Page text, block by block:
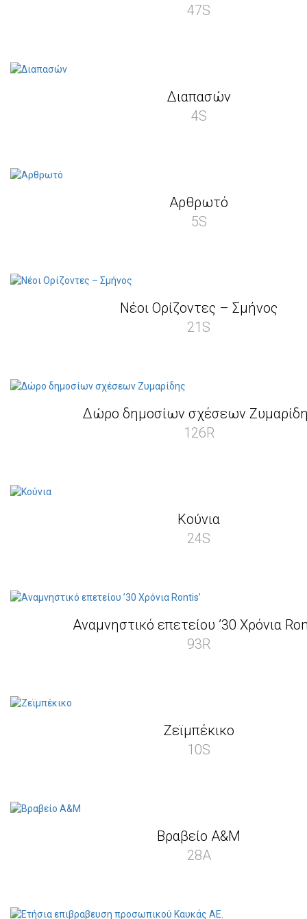
47S
Διαπασών
4S
Αρθρωτό
5S
Νέοι Ορίζοντες – Σμήνος
21S
Δώρο δημοσίων σχέσεων
126R
Κούνια
24S
Αναμνηστικό επετείου ’30 Χρόνια
93R
Ζεϊμπέκικο
10S
Βραβείο A&M
28A